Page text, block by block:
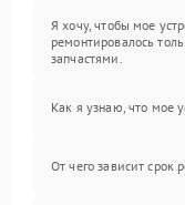
Я хочу, чтобы мое
ремонтировалось
запчастями.
Как я узнаю, что мое
От чего зависит срок